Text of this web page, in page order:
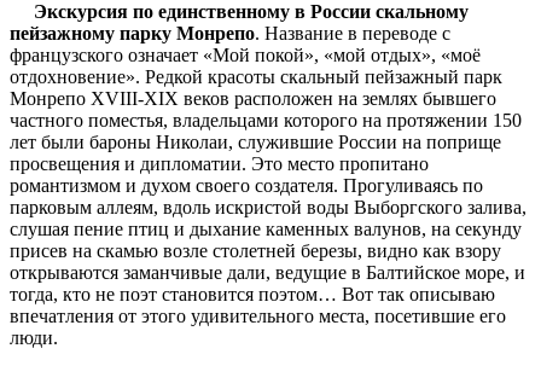
Экскурсия по единственному в России скальному
пейзажному парку Монрепо. Название в переводе с
французского означает «Мой покой», «мой отдых», «моё
отдохновение». Редкой красоты скальный пейзажный парк
Монрепо XVIII-XIX веков расположен на землях бывшего
частного поместья, владельцами которого на протяжении 150
лет были бароны Николаи, служившие России на поприще
просвещения и дипломатии. Это место пропитано
романтизмом и духом своего создателя. Прогуливаясь по
парковым аллеям, вдоль искристой воды Выборгского залива,
слушая пение птиц и дыхание каменных валунов, на секунду
присев на скамью возле столетней березы, видно как взору
открываются заманчивые дали, ведущие в Балтийское море, и
тогда, кто не поэт становится поэтом… Вот так описываю
впечатления от этого удивительного места, посетившие его
люди.